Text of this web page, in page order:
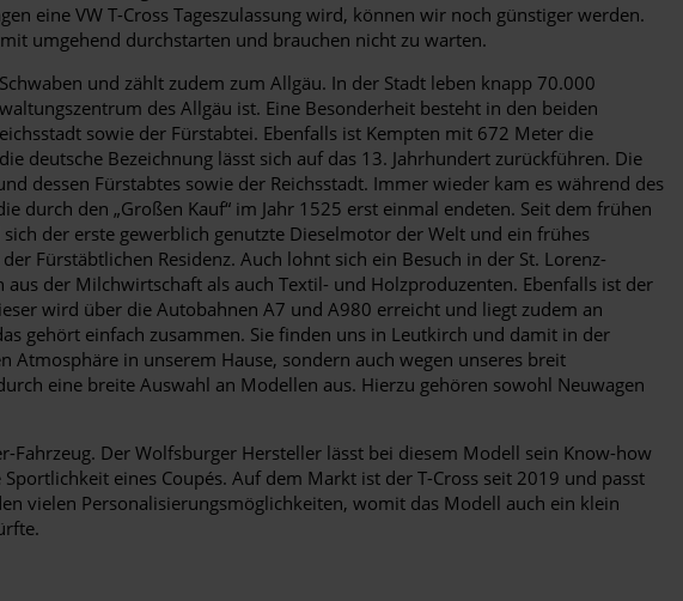
eine VW T-Cross Tageszulassung wird, können wir noch günstiger werden.
umgehend durchstarten und brauchen nicht zu warten.
und zählt zudem zum Allgäu. In der Stadt leben knapp 70.000
des Allgäu ist. Eine Besonderheit besteht in den beiden
sowie der Fürstabtei. Ebenfalls ist Kempten mit 672 Meter die
deutsche Bezeichnung lässt sich auf das 13. Jahrhundert zurückführen. Die
dessen Fürstabtes sowie der Reichsstadt. Immer wieder kam es während des
durch den „Großen Kauf“ im Jahr 1525 erst einmal endeten. Seit dem frühen
der erste gewerblich genutzte Dieselmotor der Welt und ein frühes
Fürstäbtlichen Residenz. Auch lohnt sich ein Besuch in der St. Lorenz-
der Milchwirtschaft als auch Textil- und Holzproduzenten. Ebenfalls ist der
wird über die Autobahnen A7 und A980 erreicht und liegt zudem an
gehört einfach zusammen. Sie finden uns in Leutkirch und damit in der
Atmosphäre in unserem Hause, sondern auch wegen unseres breit
eine breite Auswahl an Modellen aus. Hierzu gehören sowohl Neuwagen
Fahrzeug. Der Wolfsburger Hersteller lässt bei diesem Modell sein Know-how
eines Coupés. Auf dem Markt ist der T-Cross seit 2019 und passt
vielen Personalisierungsmöglichkeiten, womit das Modell auch ein klein